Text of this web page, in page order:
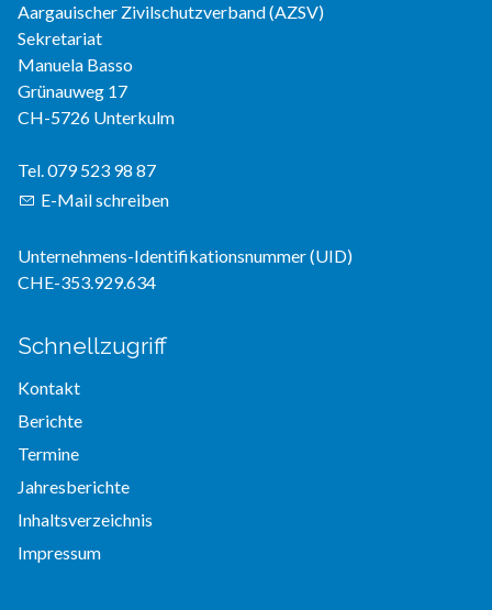
Aargauischer Zivilschutzverband (AZSV)
Sekretariat
Manuela Basso
Grünauweg 17
CH-5726 Unterkulm
Tel. 079 523 98 87
E-Mail schreiben
Unternehmens-Identifikationsnummer (UID)
CHE-353.929.634
Schnellzugriff
Kontakt
Berichte
Termine
Jahresberichte
Inhaltsverzeichnis
Impressum